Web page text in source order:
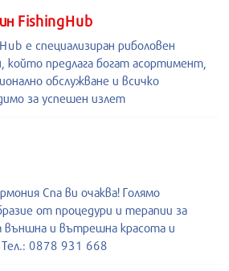
FishingHub
е специализиран риболовен
който предлага богат асортимент,
обслужване и всичко
за успешен излет
Спа ви очаква! Голямо
от процедури и терапии за
външна и вътрешна красота и
Тел.: 0878 931 668